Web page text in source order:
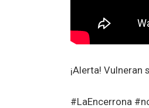
¡Alerta! Vulneran
#LaEncerrona